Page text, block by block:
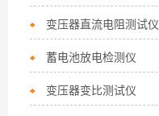
变压器直流电阻测试仪
蓄电池放电检测仪
变压器变比测试仪